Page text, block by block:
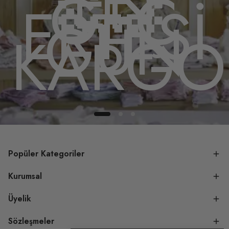
GEÇ
ERTESİ
GÜN
Popüler Kategoriler
Kurumsal
Üyelik
Sözleşmeler